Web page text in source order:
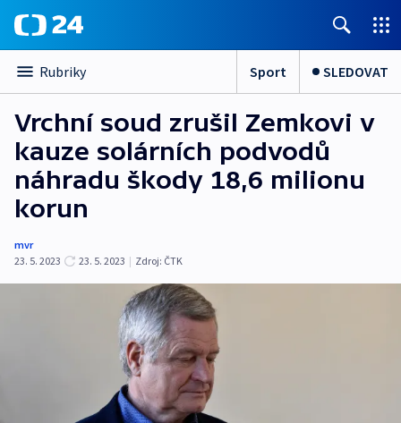
Rubriky Sport SLEDOVAT
Vrchní soud zrušil Zemkovi v
kauze solárních podvodů
náhradu škody 18,6 milionu
korun
mvr
23. 5. 2023
23. 5. 2023 | Zdroj: ČTK